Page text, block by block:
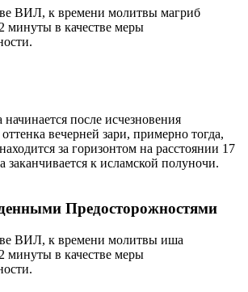
ВИЛ, к времени молитвы магриб
минуты в качестве меры
после исчезновения
вечерней зари, примерно тогда,
за горизонтом на расстоянии 17
заканчивается к исламской полуночи.
Предосторожностями
ВИЛ, к времени молитвы иша
минуты в качестве меры